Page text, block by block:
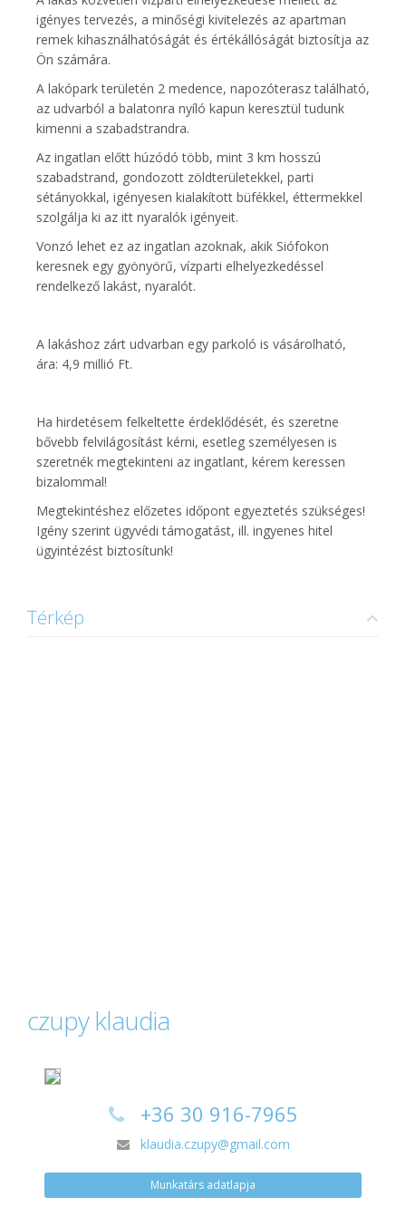
igényes tervezés, a minőségi kivitelezés az apartman
remek kihasználhatóságát és értékállóságát biztosítja az
Ön számára.
A lakópark területén 2 medence, napozóterasz található,
az udvarból a balatonra nyíló kapun keresztül tudunk
kimenni a szabadstrandra.
Az ingatlan előtt húzódó több, mint 3 km hosszú
szabadstrand, gondozott zöldterületekkel, parti
sétányokkal, igényesen kialakított büfékkel, éttermekkel
szolgálja ki az itt nyaralók igényeit.
Vonzó lehet ez az ingatlan azoknak, akik Siófokon
keresnek egy gyönyörű, vízparti elhelyezkedéssel
rendelkező lakást, nyaralót.
A lakáshoz zárt udvarban egy parkoló is vásárolható,
ára: 4,9 millió Ft.
Ha hirdetésem felkeltette érdeklődését, és szeretne
bővebb felvilágosítást kérni, esetleg személyesen is
szeretnék megtekinteni az ingatlant, kérem keressen
bizalommal!
Megtekintéshez előzetes időpont egyeztetés szükséges!
Igény szerint ügyvédi támogatást, ill. ingyenes hitel
ügyintézést biztosítunk!
Térkép
czupy klaudia
+36 30 916-7965
klaudia.czupy@gmail.com
Munkatárs adatlapja